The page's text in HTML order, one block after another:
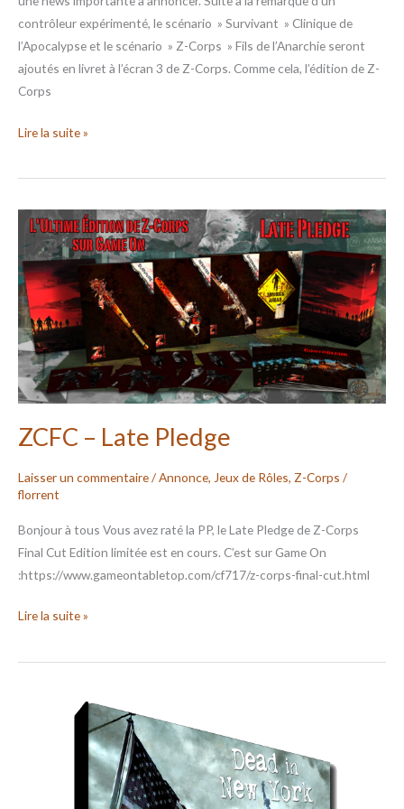
contrôleur expérimenté, le scénario » Survivant » Clinique de
l’Apocalypse et le scénario » Z-Corps » Fils de l’Anarchie seront
ajoutés en livret à l’écran 3 de Z-Corps. Comme cela, l’édition de Z-
Corps
Lire la suite »
ZCFC – Late Pledge
Laisser un commentaire/Annonce, Jeux de Rôles, Z-Corps /
florrent
Bonjour à tous Vous avez raté la PP, le Late Pledge de Z-Corps
Final Cut Edition limitée est en cours. C’est sur Game On
:https://www.gameontabletop.com/cf717/z-corps-final-cut.html
ZCFC
–
Late
Pledge
Lire la suite »